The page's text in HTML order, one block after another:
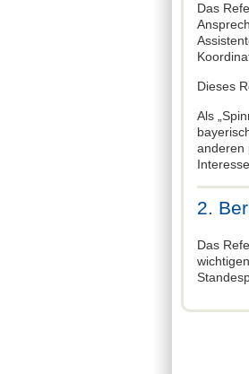
Das
Dieses
Als
anderen
2.
Das